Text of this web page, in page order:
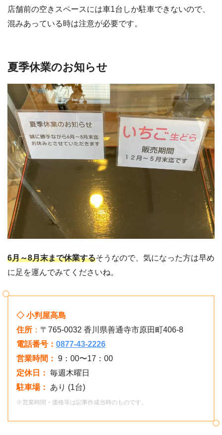
店舗前の空きスペースには車1台しか駐車できないので、
混みあっている時は注意が必要です。
夏季休業のお知らせ
6月～8月末まで休業するそうなので、気になった方は早め
に足を運んでみてくださいね。
◇ 小判屋高島
住所 ： 〒765-0032 香川県善通寺市原田町406-8
電話番号： 0877-43-2226
営業時間： 9：00〜17：00
定休日： 毎週木曜日
駐車場：
あり (1台)
※営業時間・価格等は記事作成当時のものです。